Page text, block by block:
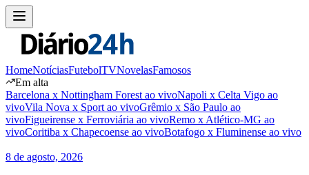
HomeNotíciasFutebolTVNovelasFamosos
Em alta
Barcelona x Nottingham Forest ao vivoNapoli x Celta Vigo ao
vivoVila Nova x Sport ao vivoGrêmio x São Paulo ao
vivoFigueirense x Ferroviária ao vivoRemo x Atlético-MG ao
vivoCoritiba x Chapecoense ao vivoBotafogo x Fluminense ao vivo
8 de agosto, 2026